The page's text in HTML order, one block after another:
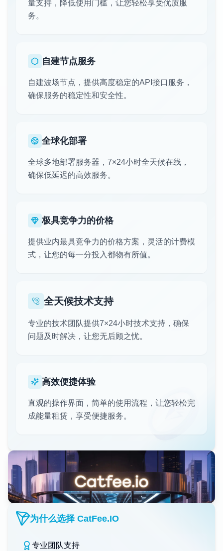
量支持，降低使用门槛，让您轻松享受优质服
务。
自建节点服务
自建波场节点，提供高度稳定的API接口服务，
确保服务的稳定性和安全性。
全球化部署
全球多地部署服务器，7×24小时全天候在线，
确保低延迟的高效服务。
极具竞争力的价格
提供业内最具竞争力的价格方案，灵活的计费模
式，让您的每一分投入都物有所值。
全天候技术支持
专业的技术团队提供7×24小时技术支持，确保
问题及时解决，让您无后顾之忧。
高效便捷体验
直观的操作界面，简单的使用流程，让您轻松完
成能量租赁，享受便捷服务。
为什么选择 CatFee.IO
专业团队支持